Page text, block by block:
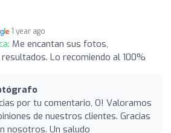
1 year ago
Me encantan sus fotos,
Lo recomiendo al 100%
por tu comentario, O! Valoramos
de nuestros clientes. Gracias
nosotros. Un saludo